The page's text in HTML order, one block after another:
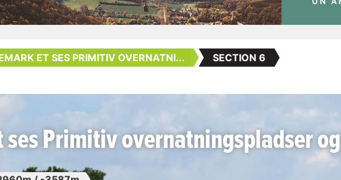
ET SES PRIMITIV OVERNATNI... SECTION 6
ses Primitiv overnatningspladser og